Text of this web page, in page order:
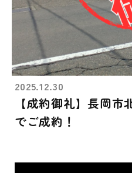
2025.12.30
【成約御礼】長岡
でご成約！